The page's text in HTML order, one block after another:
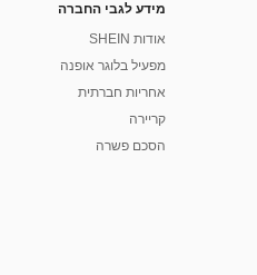
מידע לגבי החברה
אודות SHEIN
מפעיל בלוגר אופנה
אחריות חברתית
קריירה
הסכם פשרה